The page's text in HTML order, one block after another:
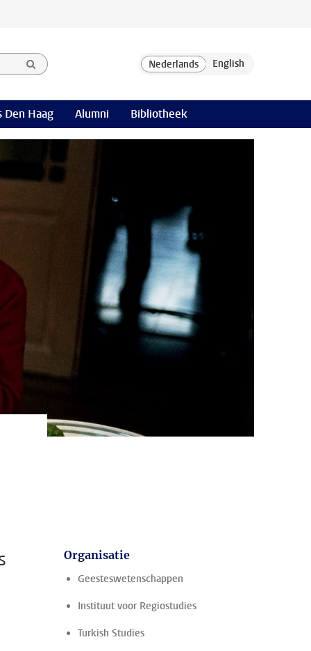
Den Haag Alumni Bibliotheek
Organisatie
Geesteswetenschappen
Instituut voor Regiostudies
Turkish Studies